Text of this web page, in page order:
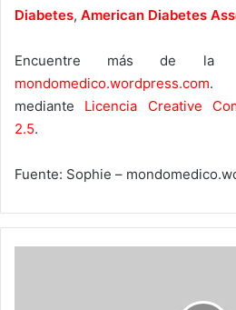
Diabetes, American Diabetes
Encuentre más de la
mondomedico.wordpress.com.
mediante Licencia Creative
2.5.
Fuente: Sophie –